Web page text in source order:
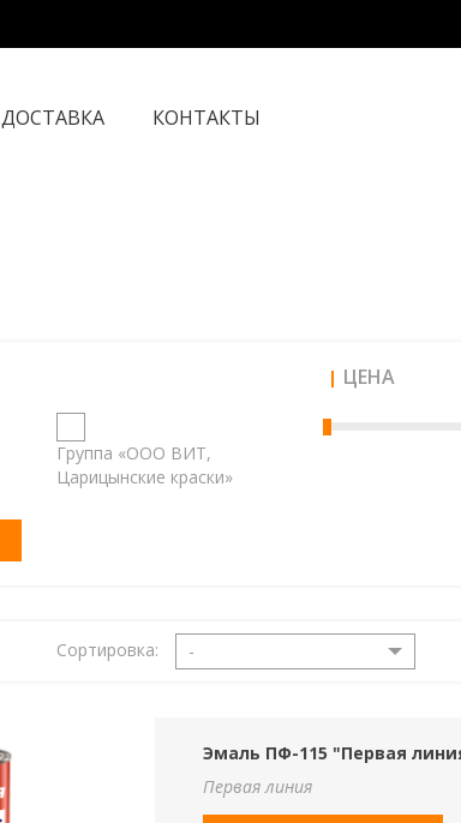
ДОСТАВКА КОНТАКТЫ
Группа «ООО ВИТ,
Царицынские краски»
ЦЕНА
Сортировка: -
Эмаль ПФ-115 "Первая
Первая линия